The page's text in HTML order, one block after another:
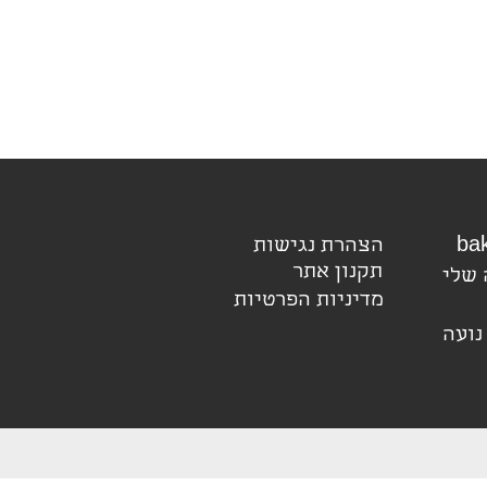
הצהרת נגישות
תקנון אתר
מדיניות הפרטיות
שלי